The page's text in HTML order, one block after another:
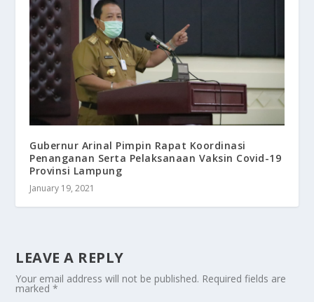
Gubernur Arinal Pimpin Rapat Koordinasi
Penanganan Serta Pelaksanaan Vaksin Covid-19
Provinsi Lampung
January 19, 2021
LEAVE A REPLY
Your email address will not be published. Required fields are
marked*